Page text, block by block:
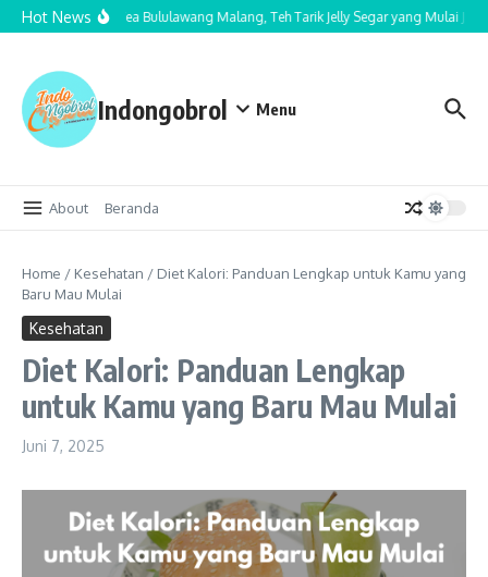
Lewati ke konten
Hot News
Cha Nom Tea Bululawang Malang, Teh Tarik Jelly Segar yang Mulai Jadi
Indongobrol Menu
About Beranda
Home / Kesehatan / Diet Kalori: Panduan Lengkap untuk Kamu yang
Baru Mau Mulai
Kesehatan
Diet Kalori: Panduan Lengkap
untuk Kamu yang Baru Mau Mulai
Juni 7, 2025